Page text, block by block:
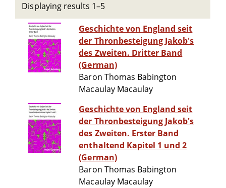
Displaying results 1–5
Geschichte von England seit
der Thronbesteigung Jakob's
des Zweiten. Dritter Band
(German)
Baron Thomas Babington
Macaulay Macaulay
Geschichte von England seit
der Thronbesteigung Jakob's
des Zweiten. Erster Band
enthaltend Kapitel 1 und 2
(German)
Baron Thomas Babington
Macaulay Macaulay